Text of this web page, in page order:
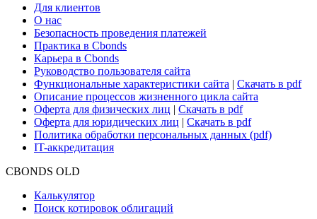
Для клиентов
О нас
Безопасность проведения платежей
Практика в Cbonds
Карьера в Cbonds
Руководство пользователя сайта
Функциональные характеристики сайта | Скачать в pdf
Описание процессов жизненного цикла сайта
Оферта для физических лиц | Скачать в pdf
Оферта для юридических лиц | Скачать в pdf
Политика обработки персональных данных (pdf)
IT-аккредитация
CBONDS OLD
Калькулятор
Поиск котировок облигаций